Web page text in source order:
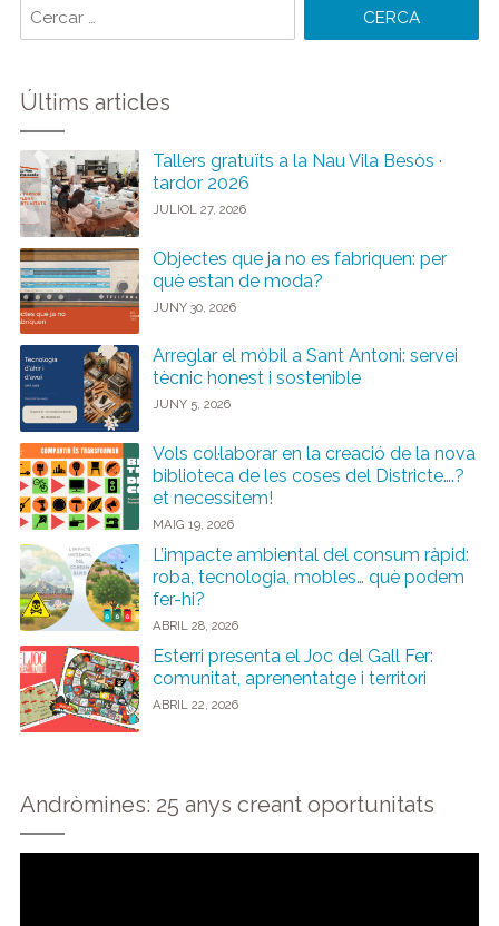
Últims articles
Tallers gratuïts a la Nau Vila Besòs ·
tardor 2026
JULIOL 27, 2026
Objectes que ja no es fabriquen: per
què estan de moda?
JUNY 30, 2026
Arreglar el mòbil a Sant Antoni: servei
tècnic honest i sostenible
JUNY 5, 2026
Vols col·laborar en la creació de la nova
biblioteca de les coses del Districte….?
et necessitem!
MAIG 19, 2026
L’impacte ambiental del consum ràpid:
roba, tecnologia, mobles… què podem
fer-hi?
ABRIL 28, 2026
Esterri presenta el Joc del Gall Fer:
comunitat, aprenentatge i territori
ABRIL 22, 2026
Andròmines: 25 anys creant oportunitats